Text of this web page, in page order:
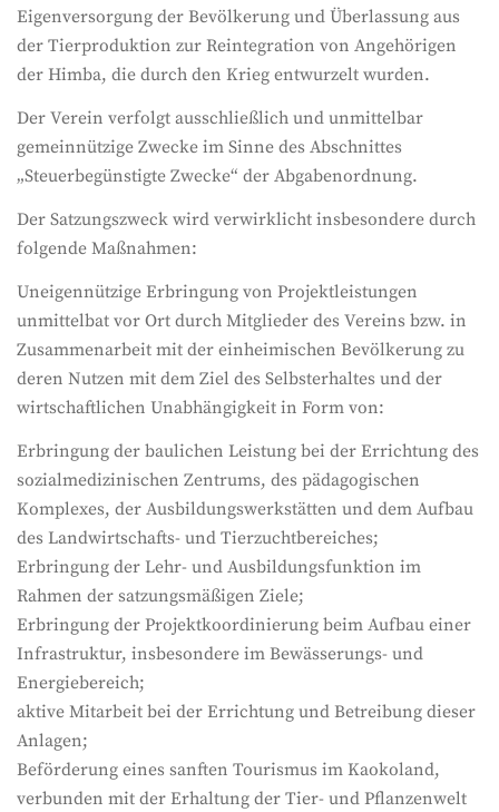
Eigenversorgung der Bevölkerung und Überlassung aus
der Tierproduktion zur Reintegration von Angehörigen
der Himba, die durch den Krieg entwurzelt wurden.
Der Verein verfolgt ausschließlich und unmittelbar
gemeinnützige Zwecke im Sinne des Abschnittes
„Steuerbegünstigte Zwecke“ der Abgabenordnung.
Der Satzungszweck wird verwirklicht insbesondere durch
folgende Maßnahmen:
Uneigennützige Erbringung von Projektleistungen
unmittelbat vor Ort durch Mitglieder des Vereins bzw. in
Zusammenarbeit mit der einheimischen Bevölkerung zu
deren Nutzen mit dem Ziel des Selbsterhaltes und der
wirtschaftlichen Unabhängigkeit in Form von:
Erbringung der baulichen Leistung bei der Errichtung des
sozialmedizinischen Zentrums, des pädagogischen
Komplexes, der Ausbildungswerkstätten und dem Aufbau
des Landwirtschafts- und Tierzuchtbereiches;
Erbringung der Lehr- und Ausbildungsfunktion im
Rahmen der satzungsmäßigen Ziele;
Erbringung der Projektkoordinierung beim Aufbau einer
Infrastruktur, insbesondere im Bewässerungs- und
Energiebereich;
aktive Mitarbeit bei der Errichtung und Betreibung dieser
Anlagen;
Beförderung eines sanften Tourismus im Kaokoland,
verbunden mit der Erhaltung der Tier- und Pflanzenwelt